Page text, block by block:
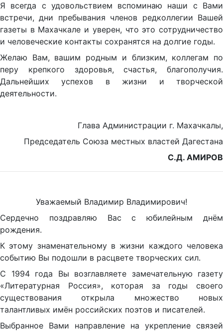
Я всегда с удовольствием вспоминаю наши с Вами
встречи, дни пребывания членов редколлегии Вашей
газеты в Махачкале и уверен, что это сотрудничество
и человеческие контакты сохранятся на долгие годы.
Желаю Вам, вашим родным и близким, коллегам по
перу крепкого здоровья, счастья, благополучия.
Дальнейших успехов в жизни и творческой
деятельности.
Глава Администрации г. Махачкалы,
Председатель Союза местных властей Дагестана
С.Д. АМИРОВ
Уважаемый Владимир Владимирович!
Сердечно поздравляю Вас с юбилейным днём
рождения.
К этому знаменательному в жизни каждого человека
событию Вы подошли в расцвете творческих сил.
С 1994 года Вы возглавляете замечательную газету
«Литературная Россия», которая за годы своего
существования открыла множество новых
талантливых имён российских поэтов и писателей.
Выбранное Вами направление на укрепление связей